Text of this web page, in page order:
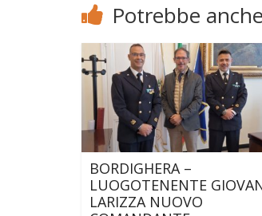
Potrebbe
BORDIGHERA –
LUOGOTENENTE
LARIZZA NUOVO